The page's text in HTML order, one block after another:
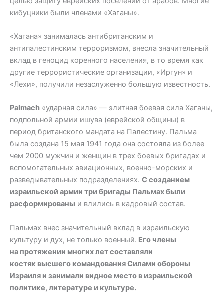
кибуцники были членами «Хаганы».
«Хагана» занималась антибританским и
антипалестинским терроризмом, внесла значительный
вклад в геноцид коренного населения, в то время как
другие террористические организации, «Иргун» и
«Лехи», получили незаслуженно большую известность.
Palmach «ударная сила» — элитная боевая сила Хаганы,
подпольной армии ишува (еврейской общины) в
период британского мандата на Палестину. Пальма
была создана 15 мая 1941 года она состояла из более
чем 2000 мужчин и женщин в трех боевых бригадах и
вспомогательных авиационных, военно-морских и
разведывательных подразделениях. С созданием
израильской армии три бригады Пальмах были
расформированы и влились в кадровый состав.
Пальмах внес значительный вклад в израильскую
культуру и дух, не только военный. Его члены
на протяжении многих лет составляли
костяк высшего командования Силами обороны
Израиля и занимали видное место в израильской
политике, литературе и культуре.